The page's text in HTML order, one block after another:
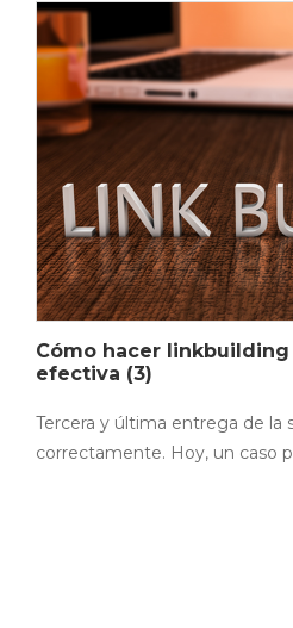
Cómo hacer
efectiva (3)
Tercera y última entrega de la
correctamente. Hoy, un caso